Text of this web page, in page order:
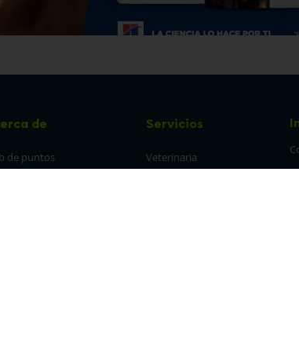
de
de puntos
Servicios
Veterinaria